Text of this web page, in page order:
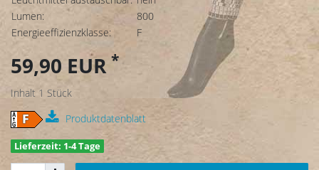
Lumen:
800
Energieeffizienzklasse:
F
59,90 EUR *
Inhalt 1 Stück
Produktdatenblatt
Lieferzeit: 1-4 Tage